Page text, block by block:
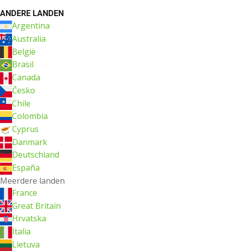
ANDERE LANDEN
Argentina
Australia
België
Brasil
Canada
Česko
Chile
Colombia
Cyprus
Danmark
Deutschland
España
Meerdere landen
France
Great Britain
Hrvatska
Italia
Lietuva